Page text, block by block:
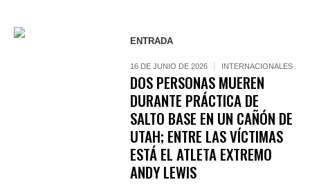
ENTRADA
16 DE JUNIO DE 2026 INTERNACIONALES
DOS PERSONAS MUEREN
DURANTE PRÁCTICA DE
SALTO BASE EN UN CAÑÓN DE
UTAH; ENTRE LAS VÍCTIMAS
ESTÁ EL ATLETA EXTREMO
ANDY LEWIS